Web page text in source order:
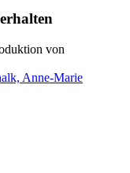
von
Anne-Marie